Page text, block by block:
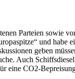
Parteien sowie
und
geben
Auch
eine CO2-